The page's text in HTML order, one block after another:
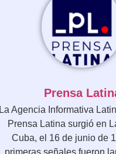
Prensa
La Agencia Informativa
Prensa Latina surgió en
Cuba, el 16 de junio de